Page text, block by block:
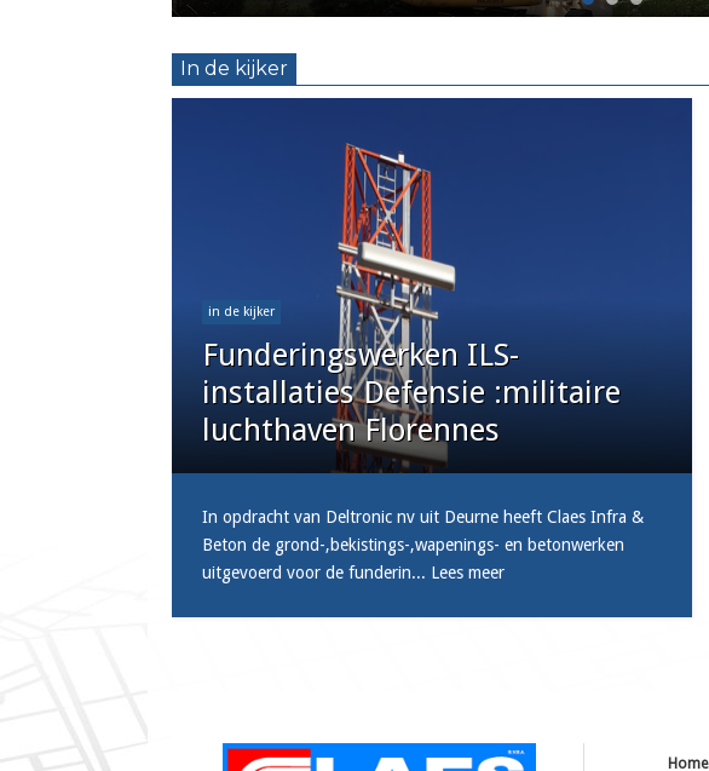
In de kijker
in de kijker
Funderingswerken ILS-
installaties Defensie :militaire
luchthaven Florennes
In opdracht van Deltronic nv uit Deurne heeft Claes Infra &
Beton de grond-,bekistings-,wapenings- en betonwerken
uitgevoerd voor de funderin... Lees meer
Home